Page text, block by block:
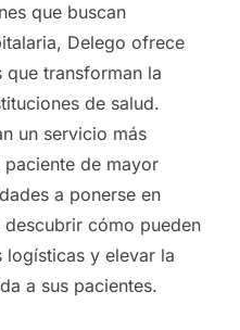
que buscan
Delego ofrece
que transforman la
de salud.
un servicio más
de mayor
a ponerse en
cómo pueden
y elevar la
a sus pacientes.